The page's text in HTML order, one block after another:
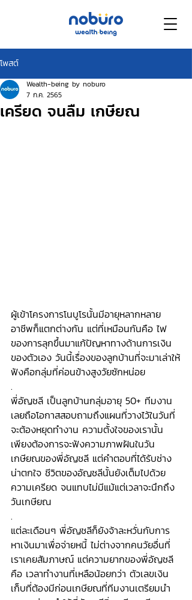
โพสต์
เครียด จนลืม เกษียณ
Wealth-being by noburo
7 ก.ค. 2565
ผู้เข้าโครงการโนบูโรนั้นมีอายุหลากหลาย
อาชีพก็แตกต่างกัน แต่ที่เหมือนกันคือ ไฟ
ของการลุกขึ้นมาแก้ปัญหาทางด้านการเงิน
ของตัวเอง วันนี้เรื่องของลูกบ้านที่จะมาเล่าให้
ฟังคือกลุ่มที่ค่อนข้างสูงวัยซักหน่อย
.
พี่อัญชลี เป็นลูกบ้านกลุ่มอายุ 50+ ทีมงาน
เลยถือโอกาสสอบถามถึงแผนที่วางไว้ในวันที่
จะต้องหยุดทำงาน ความตั้งใจของเรานั้น
เพียงต้องการจะฟังความภาพฝันในวัน
เกษียณของพี่อัญชลี แต่คำตอบที่ได้รับช่าง
น่าตกใจ ชีวิตของอัญชลีนั้นยังเต็มไปด้วย
ความเครียด จนแทบไม่มีแม้แต่เวลาจะนึกถึง
วันเกษียณ
.
แต่ละเดือนๆ พี่อัญชลีก็ยังจ้าละหวั่นกับการ
หาเงินมาเพื่อจ่ายหนี้ ไม่ต่างจากคนวัยอื่นที่
เราเคยสัมภาษณ์ แต่ความยากของพี่อัญชลี
คือ เวลาทำงานที่เหลือน้อยกว่า ตัวเลขเงิน
เก็บที่ต้องมีก่อนเกษียณที่ทีมงานเตรียมนำ